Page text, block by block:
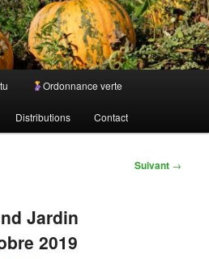
Ordonnance verte
Distributions Contact
Suivant →
Jardin
2019